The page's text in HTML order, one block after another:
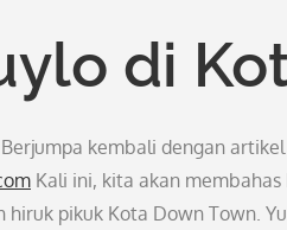
di
kembali dengan
Kali ini, kita akan
pikuk Kota Down Town.